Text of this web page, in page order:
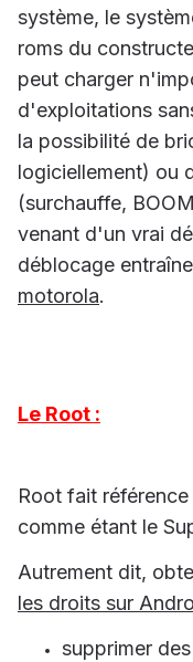
système, le
roms du
peut charger
d'exploitations
la possibilité de
logiciellement) ou
(surchauffe,
venant d'un vrai
déblocage
motorola.
Le Root :
Root fait
comme étant le
Autrement dit,
les droits sur
supprimer